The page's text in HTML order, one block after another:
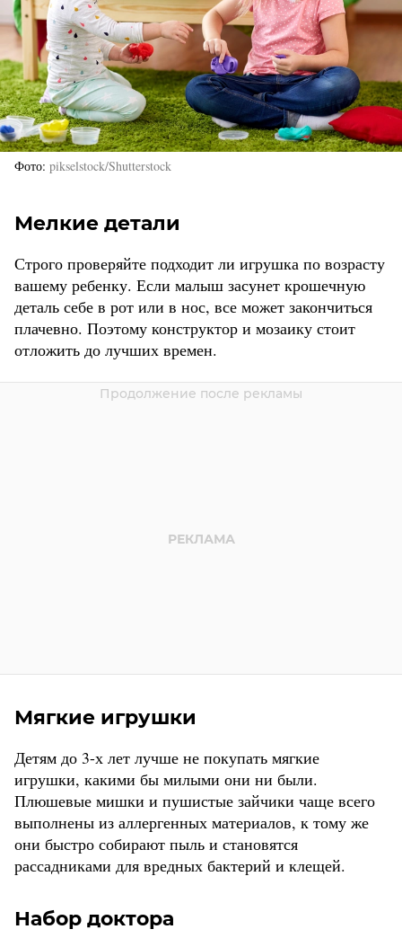
Фото pikselstock/Shutterstock
Мелкие детали
Строго проверяйте подходит ли игрушка по возрасту
вашему ребенку. Если малыш засунет крошечную
деталь себе в рот или в нос, все может закончиться
плачевно. Поэтому конструктор и мозаику стоит
отложить до лучших времен.
Мягкие игрушки
Детям до 3-х лет лучше не покупать мягкие
игрушки, какими бы милыми они ни были.
Плюшевые мишки и пушистые зайчики чаще всего
выполнены из аллергенных материалов, к тому же
они быстро собирают пыль и становятся
рассадниками для вредных бактерий и клещей.
Набор доктора